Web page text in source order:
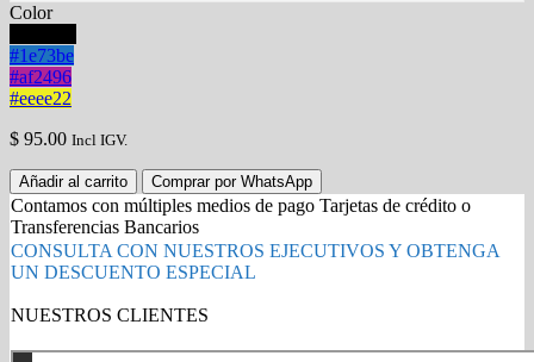
Color
#1e73be
#af2496
#eeee22
$ 95.00 Incl IGV.
Toner
Canon
GPR-
53
Negro,
36
000
paginas
quantity
Añadir al carrito Comprar por WhatsApp
Contamos con múltiples medios de pago Tarjetas de crédito o
Transferencias Bancarios
CONSULTA CON NUESTROS EJECUTIVOS Y OBTENGA
UN DESCUENTO ESPECIAL
NUESTROS CLIENTES